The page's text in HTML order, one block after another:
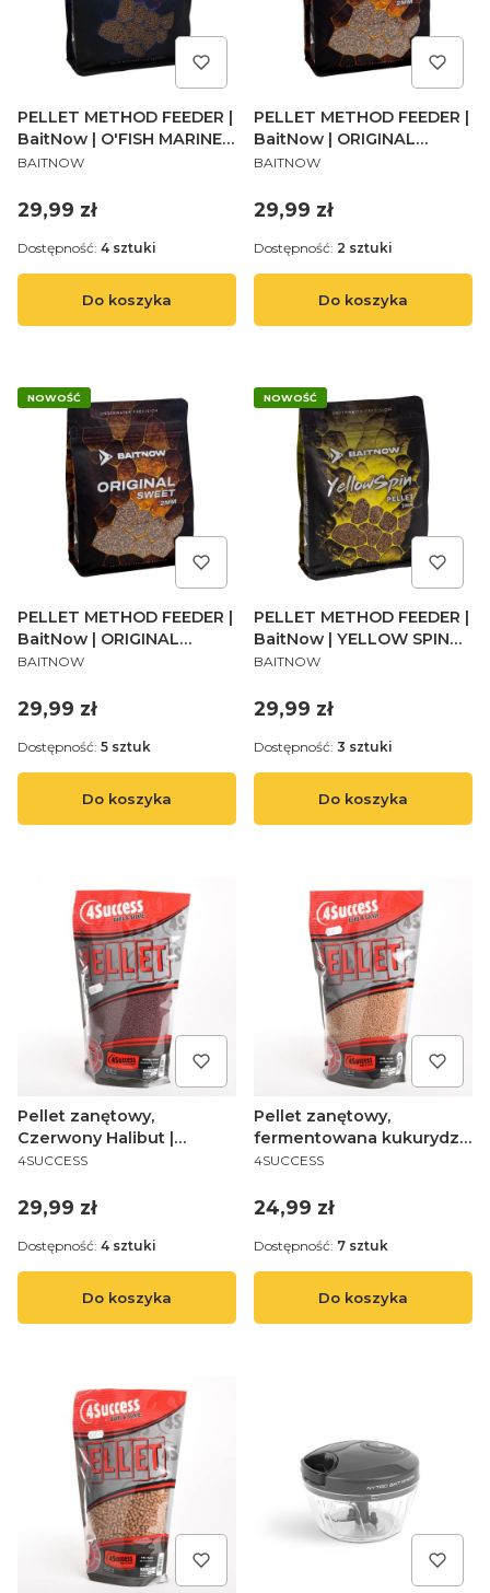
PELLET METHOD FEEDER |
BaitNow | O'FISH MARINE
2MM 800g - op.1szt.
PRODUCENT
BAITNOW
Cena
29,99 zł
Do koszyka
Dostępność: 4 sztuki
PELLET METHOD FEEDER |
BaitNow | ORIGINAL
COARSE 2MM 800g -
PRODUCENT
BAITNOW
Cena
29,99 zł
Do koszyka
Dostępność: 2 sztuki
NOWOŚĆ
PELLET METHOD FEEDER |
BaitNow | ORIGINAL
SWEET 2MM 800g -
PRODUCENT
BAITNOW
Cena
29,99 zł
Do koszyka
Dostępność: 5 sztuk
NOWOŚĆ
PELLET METHOD FEEDER |
BaitNow | YELLOW SPIN
2MM 800g - op.1szt.
PRODUCENT
BAITNOW
Cena
29,99 zł
Do koszyka
Dostępność: 3 sztuki
Pellet zanętowy,
Czerwony Halibut |
4SUCCESS | Red Halibut
Method Sticky Pellet
PRODUCENT
4SUCCESS
Cena
29,99 zł
Do koszyka
Dostępność: 4 sztuki
Pellet zanętowy,
fermentowana kukurydza
| 4SUCCESS | CSL Fish
Method Sticky Pellet
PRODUCENT
4SUCCESS
Cena
24,99 zł
Do koszyka
Dostępność: 7 sztuk